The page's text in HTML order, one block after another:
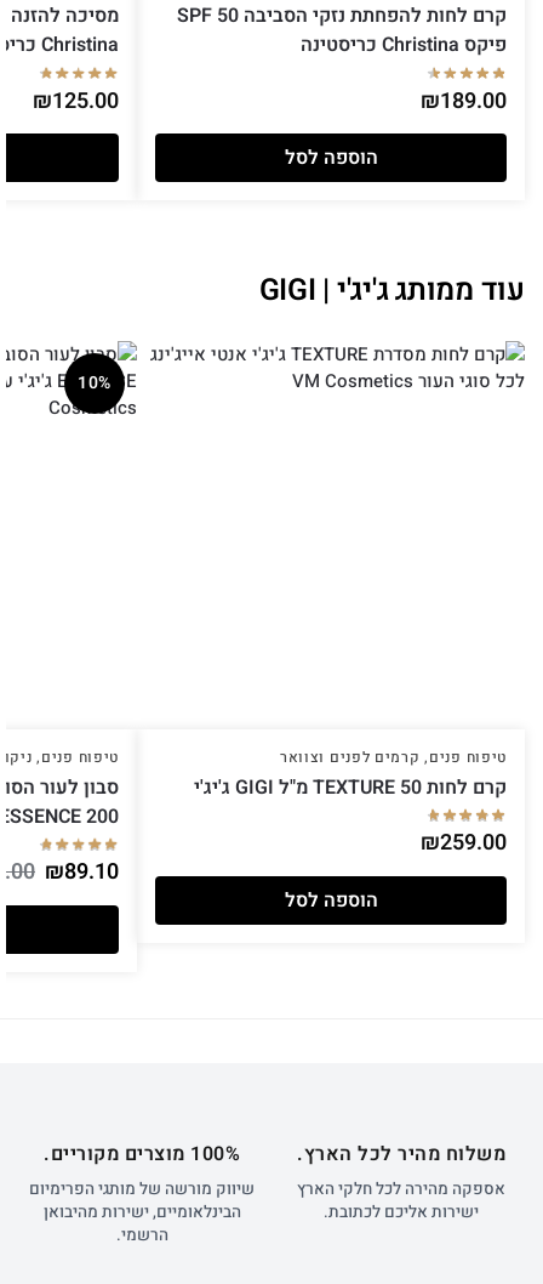
קרם לחות להפחתת נזקי הסביבה SPF 50
פיקס Christina כריסטינה
₪189.00
הוספה לסל
Christina כריסטינה
₪125.00
עוד ממותג ג'יג'י | GIGI
טיפוח פנים, קרמים לפנים וצוואר
קרם לחות TEXTURE 50 מ"ל GIGI ג'יג'י
₪259.00
הוספה לסל
10%
טיפוח פנים,
ESSENCE 200 מ"ל GIGI ג'יג'י
₪89.10
משלוח מהיר לכל הארץ.
אספקה מהירה לכל חלקי הארץ
ישירות אליכם לכתובת.
100% מוצרים מקוריים.
שיווק מורשה של מותגי הפרימיום
הבינלאומיים, ישירות מהיבואן
הרשמי.